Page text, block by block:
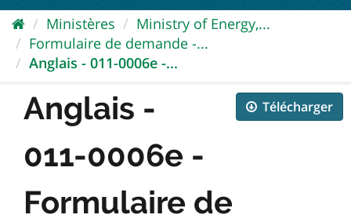
Ministères
Ministry of Energy,...
Formulaire de demande -...
Anglais - 011-0006e -...
Télécharger
Anglais -
011-0006e -
Formulaire de